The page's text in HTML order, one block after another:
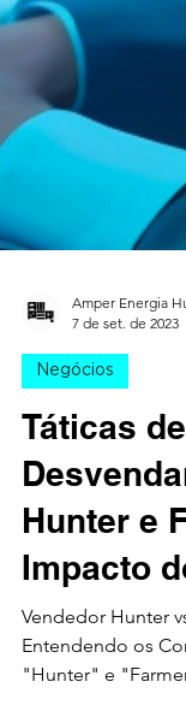
7 de set. de 2023
Táticas
Hunter e
Impacto
Vendedor Hunter
Entendendo os